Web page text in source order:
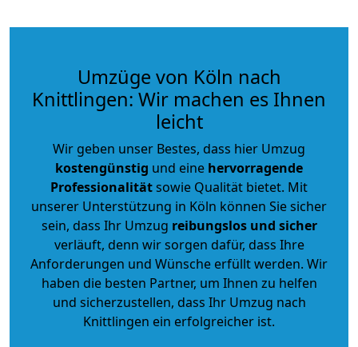
Umzüge von Köln nach
Knittlingen: Wir machen es Ihnen
leicht
Wir geben unser Bestes, dass hier Umzug
kostengünstig und eine hervorragende
Professionalitätsowie Qualität bietet. Mit
unserer Unterstützung in Köln können Sie sicher
sein, dass Ihr Umzug reibungslos und sicher
verläuft, denn wir sorgen dafür, dass Ihre
Anforderungen und Wünsche erfüllt werden. Wir
haben die besten Partner, um Ihnen zu helfen
und sicherzustellen, dass Ihr Umzug nach
Knittlingen ein erfolgreicher ist.